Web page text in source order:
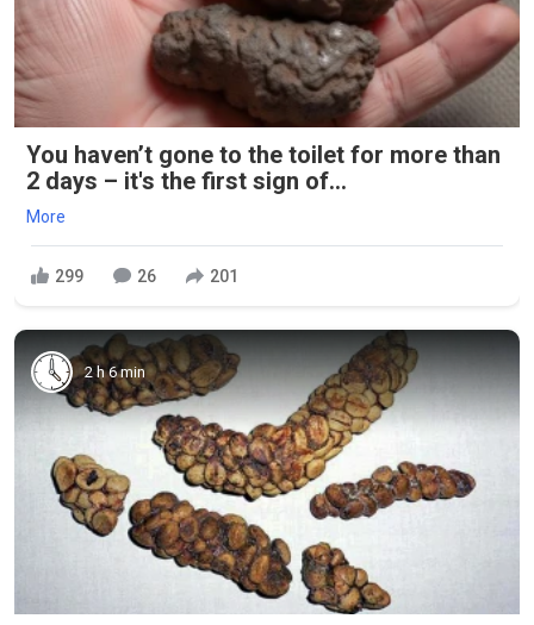
You haven’t gone to the toilet for more than
2 days – it's the first sign of...
More
299 26 201
2 h 6 min